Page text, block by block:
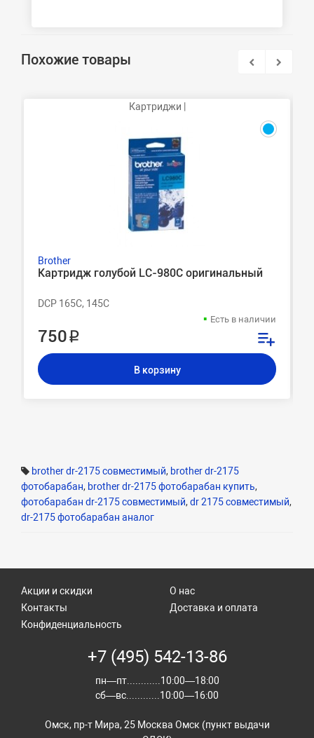
Похожие товары
Картриджи |
Brother
Картридж голубой LC-980C оригинальный
DCP 165C, 145C
Есть в наличии
750 ₽
В корзину
brother dr-2175 совместимый, brother dr-2175
фотобарабан, brother dr-2175 фотобарабан купить,
фотобарабан dr-2175 совместимый, dr 2175 совместимый,
dr-2175 фотобарабан аналог
Акции и скидки
Контакты
О нас
Доставка и оплата
Конфиденциальность
+7 (495) 542-13-86
пн—пт............10:00—18:00
сб—вс............10:00—16:00
Омск, пр-т Мира, 25 Москва Омск (пункт выдачи